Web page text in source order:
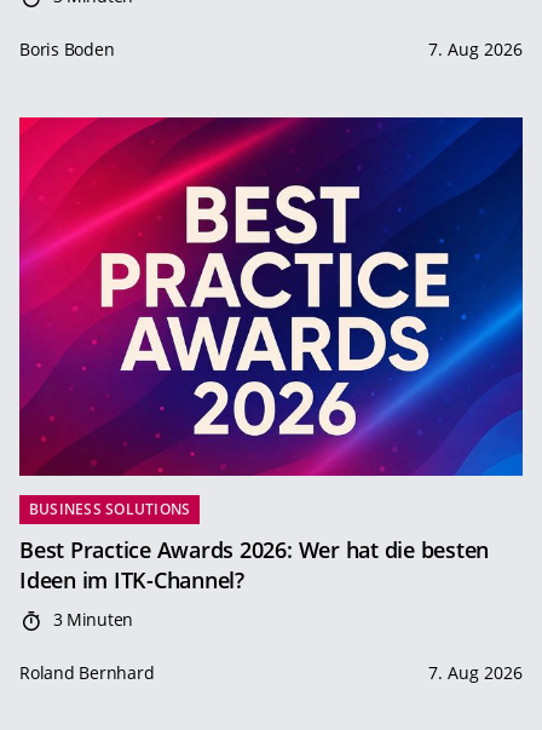
Boris Boden 7. Aug 2026
BUSINESS SOLUTIONS
Best Practice Awards 2026: Wer hat die besten
Ideen im ITK-Channel?
3 Minuten
Roland Bernhard 7. Aug 2026